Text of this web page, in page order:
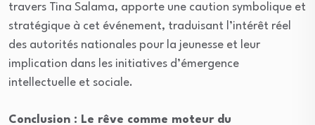
travers Tina Salama, apporte une caution symbolique et
stratégique à cet événement, traduisant l’intérêt réel
des autorités nationales pour la jeunesse et leur
implication dans les initiatives d’émergence
intellectuelle et sociale.
Conclusion : Le rêve comme moteur du